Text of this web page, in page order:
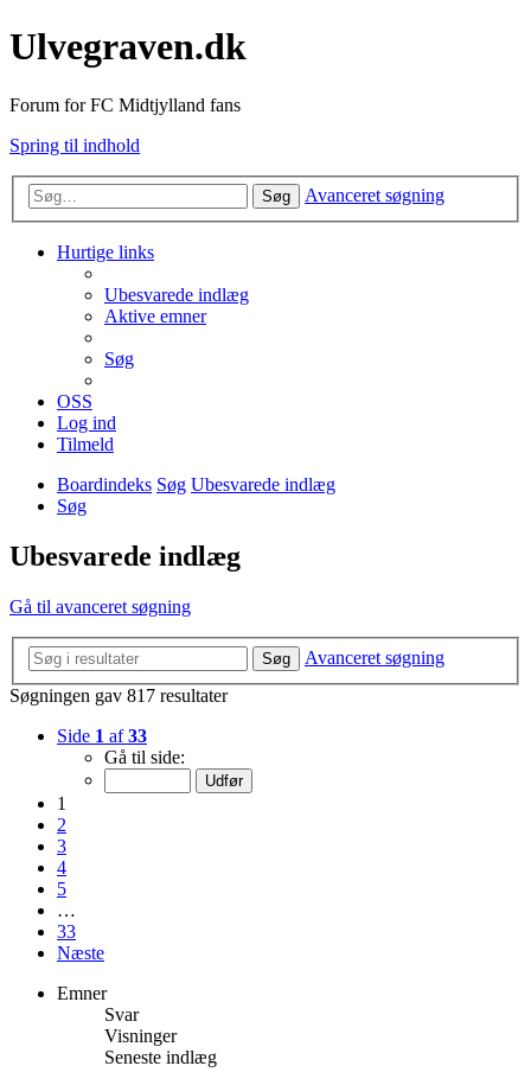
Ulvegraven.dk
Forum for FC Midtjylland fans
Spring til indhold
Søg Avanceret søgning
Hurtige links
Ubesvarede indlæg
Aktive emner
Søg
OSS
Log ind
Tilmeld
Boardindeks Søg Ubesvarede indlæg
Søg
Ubesvarede indlæg
Gå til avanceret søgning
Søg
Avanceret søgning
Søgningen gav 817 resultater
Side 1 af33
Gå til side:
1
2
3
4
5
…
33
Næste
Emner
Svar
Visninger
Seneste indlæg